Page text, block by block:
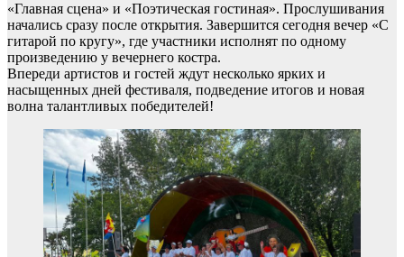
«Главная сцена» и «Поэтическая гостиная». Прослушивания
начались сразу после открытия. Завершится сегодня вечер «С
гитарой по кругу», где участники исполнят по одному
произведению у вечернего костра.
Впереди артистов и гостей ждут несколько ярких и
насыщенных дней фестиваля, подведение итогов и новая
волна талантливых победителей!